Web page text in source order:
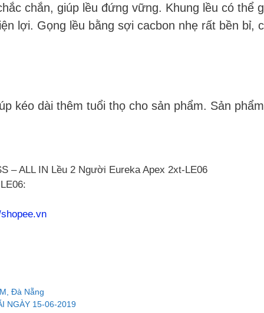
chắn, giúp lều đứng vững. Khung lều có thể
lợi. Gọng lều bằng sợi cacbon nhẹ rất bền bỉ,
kéo dài thêm tuổi thọ cho sản phẩm. Sản
– ALL IN Lều 2 Người Eureka Apex 2xt-LE06
Đà Nẵng
NGÀY 15-06-2019